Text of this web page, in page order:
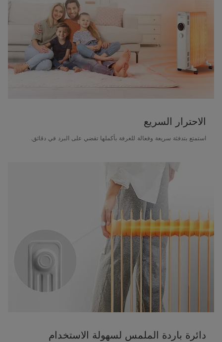
الاحترار السريع
استمتع بتدفئة سريعة وفعالة للغرفة بأكملها تقضي على البرد في دقائق.
دائرة باردة الملمس لسهولة الاستخدام